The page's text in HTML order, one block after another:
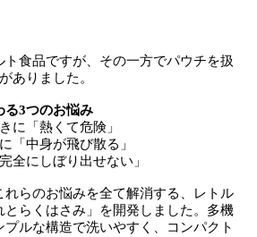
食品ですが、その一方でパウチを扱
ありました。
る3つのお悩み
に「熱くて危険」
「中身が飛び散る」
全にしぼり出せない」
れらのお悩みを全て解消する、レトル
とらくはさみ」を開発しました。多機
ルな構造で洗いやすく、コンパクト